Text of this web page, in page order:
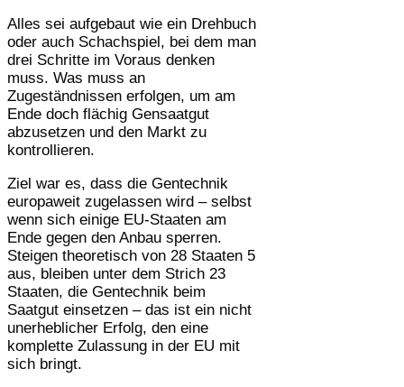
Alles sei aufgebaut wie ein Drehbuch
oder auch Schachspiel, bei dem man
drei Schritte im Voraus denken
muss. Was muss an
Zugeständnissen erfolgen, um am
Ende doch flächig Gensaatgut
abzusetzen und den Markt zu
kontrollieren.
Ziel war es, dass die Gentechnik
europaweit zugelassen wird – selbst
wenn sich einige EU-Staaten am
Ende gegen den Anbau sperren.
Steigen theoretisch von 28 Staaten 5
aus, bleiben unter dem Strich 23
Staaten, die Gentechnik beim
Saatgut einsetzen – das ist ein nicht
unerheblicher Erfolg, den eine
komplette Zulassung in der EU mit
sich bringt.